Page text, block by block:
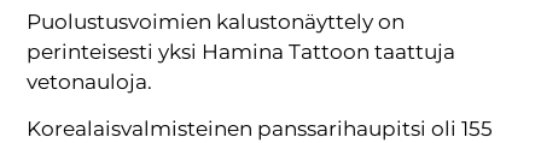
Puolustusvoimien kalustonäyttely on
perinteisesti yksi Hamina Tattoon taattuja
vetonauloja.
Korealaisvalmisteinen panssarihaupitsi oli 155